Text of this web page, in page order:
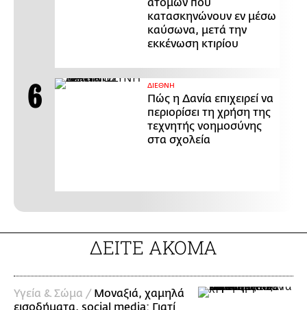
ατόμων που
κατασκηνώνουν εν μέσω
καύσωνα, μετά την
εκκένωση κτιρίου
ΔΙΕΘΝΗ
Πώς η Δανία επιχειρεί να
περιορίσει τη χρήση της
τεχνητής νοημοσύνης
στα σχολεία
ΔΕΙΤΕ ΑΚΟΜΑ
Υγεία & Σώμα / Μοναξιά, χαμηλά
εισοδήματα, social media: Γιατί